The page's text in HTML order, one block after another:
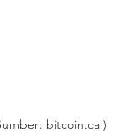
bitcoin.ca )